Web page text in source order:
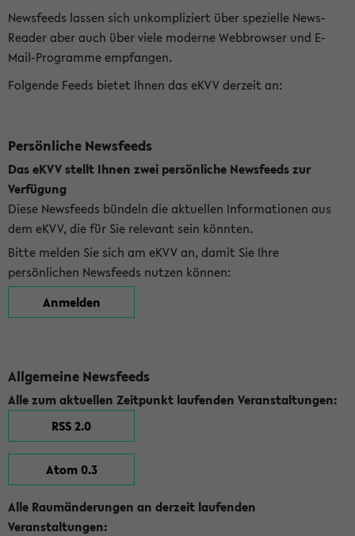
Newsfeeds lassen sich unkompliziert über spezielle News-
Reader aber auch über viele moderne Webbrowser und E-
Mail-Programme empfangen.
Folgende Feeds bietet Ihnen das eKVV derzeit an:
Persönliche Newsfeeds
Das eKVV stellt Ihnen zwei persönliche Newsfeeds zur
Verfügung
Diese Newsfeeds bündeln die aktuellen Informationen aus
dem eKVV, die für Sie relevant sein könnten.
Bitte melden Sie sich am eKVV an, damit Sie Ihre
persönlichen Newsfeeds nutzen können:
Anmelden
Allgemeine Newsfeeds
Alle zum aktuellen Zeitpunkt laufenden Veranstaltungen:
RSS 2.0
Atom 0.3
Alle Raumänderungen an derzeit laufenden
Veranstaltungen: